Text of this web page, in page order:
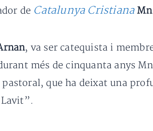
de Catalunya Cristiana
, va ser catequista i
més de cinquanta anys
pastoral, que ha deixat una